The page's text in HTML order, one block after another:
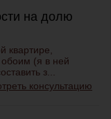
на долю
квартире,
(я в ней
з...
консультацию